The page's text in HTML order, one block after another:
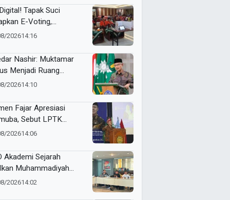
Dracin”
Tapak Suci
E-Voting,
Formatur
202614:16
Nashir: Muktamar
Menjadi Ruang
Bukan
202614:10
Fajar Apresiasi
Sebut LPTK
Kemajuan
202614:06
Akademi Sejarah
Muhammadiyah
di PTMA
202614:02